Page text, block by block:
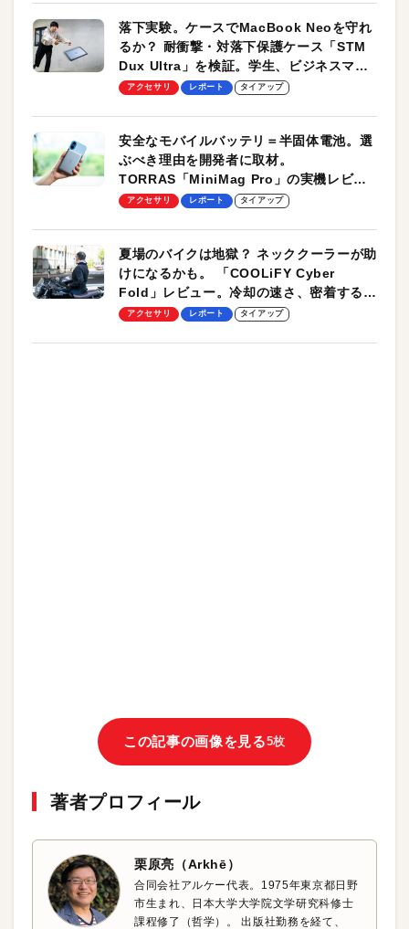
落下実験。ケースでMacBook Neoを守れ
るか？ 耐衝撃・対落下保護ケース「STM
Dux Ultra」を検証。学生、ビジネスマン
のモバイルユースに最適！
アクセサリ レポート タイアップ
安全なモバイルバッテリ＝半固体電池。選
ぶべき理由を開発者に取材。
TORRAS「MiniMag Pro」の実機レビュ
ーも
アクセサリ レポート タイアップ
夏場のバイクは地獄？ ネッククーラーが助
けになるかも。 「COOLiFY Cyber
Fold」レビュー。冷却の速さ、密着する冷
却プレート、シンプルな操作性がグッド！
アクセサリ レポート タイアップ
この記事の画像を見る5枚
著者プロフィール
栗原亮（Arkhē）
合同会社アルケー代表。1975年東京都日野
市生まれ、日本大学大学院文学研究科修士
課程修了（哲学）。 出版社勤務を経て、